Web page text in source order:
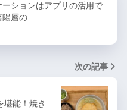
ションはアプリの活用で
陽層の…
次の記事
堪能！焼き